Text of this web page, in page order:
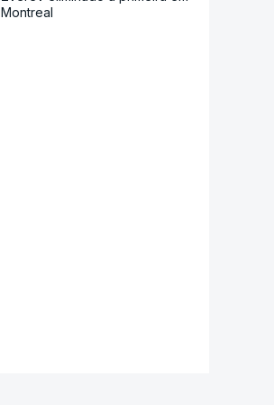
Montreal